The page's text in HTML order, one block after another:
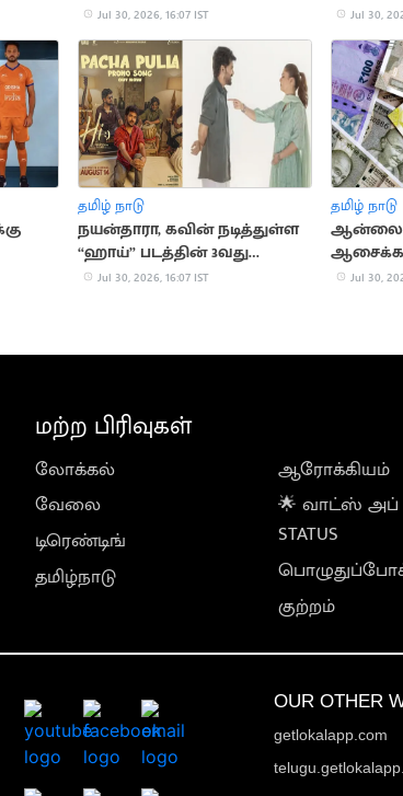
Jul 30, 2026, 16:07 IST
மீண்டும்
Jul 30,
தமிழ் நாடு
நயன்தாரா, கவின் நடித்துள்ள
“ஹாய்” படத்தின் 3வது
பாடலின் புரோமோ வெளியீடு
Jul 30, 2026, 16:07 IST
தமிழ் நாடு
லட்சம்
Jul 30,
மற்ற பிரிவுகள்
லோக்கல்
வேலை
டிரெண்டிங்
தமிழ்நாடு
ஆரோக்கியம்
🌟 வாட்ஸ் அப்
STATUS
குற்றம்
OUR OTHER
getlokalapp.com